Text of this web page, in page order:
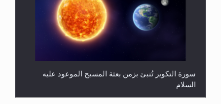
سورة التكوير تُنبئ بزمن بعثة المسيح الموعود عليه
السلام